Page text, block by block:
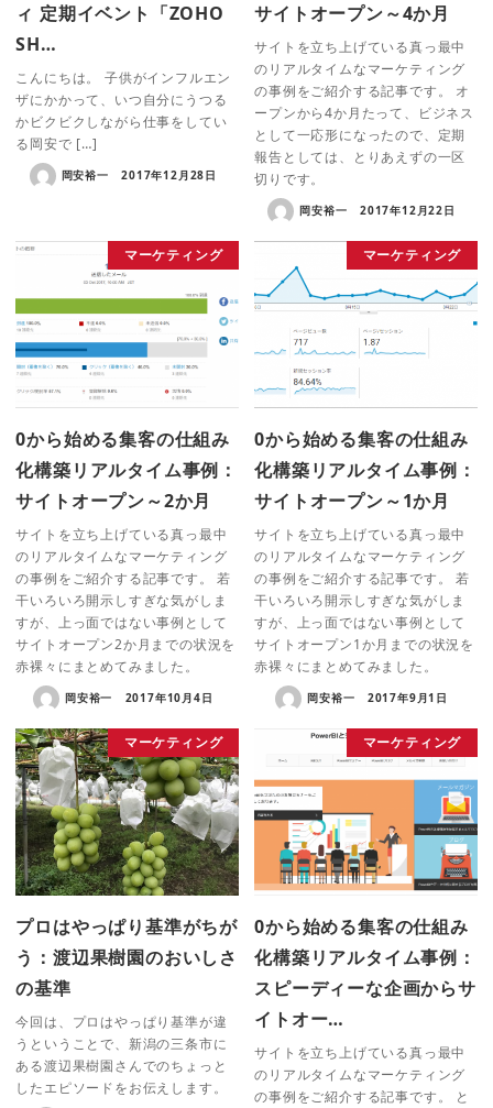
ィ 定期イベント「ZOHO
SH…
こんにちは。 子供がインフルエン
ザにかかって、いつ自分にうつる
かビクビクしながら仕事をしてい
る岡安で […]
岡安裕一 2017年12月28日
サイトオープン～4か月
サイトを立ち上げている真っ最中
のリアルタイムなマーケティング
の事例をご紹介する記事です。 オ
ープンから4か月たって、ビジネス
として一応形になったので、定期
報告としては、とりあえずの一区
切りです。
岡安裕一 2017年12月22日
マーケティング
0から始める集客の仕組み
化構築リアルタイム事例：
サイトオープン～2か月
サイトを立ち上げている真っ最中
のリアルタイムなマーケティング
の事例をご紹介する記事です。 若
干いろいろ開示しすぎな気がしま
すが、上っ面ではない事例として
サイトオープン2か月までの状況を
赤裸々にまとめてみました。
岡安裕一 2017年10月4日
マーケティング
0から始める集客の仕組み
化構築リアルタイム事例：
サイトオープン～1か月
サイトを立ち上げている真っ最中
のリアルタイムなマーケティング
の事例をご紹介する記事です。 若
干いろいろ開示しすぎな気がしま
すが、上っ面ではない事例として
サイトオープン1か月までの状況を
赤裸々にまとめてみました。
岡安裕一 2017年9月1日
マーケティング
プロはやっぱり基準がちが
う：渡辺果樹園のおいしさ
の基準
今回は、プロはやっぱり基準が違
うということで、新潟の三条市に
ある渡辺果樹園さんでのちょっと
したエピソードをお伝えします。
マーケティング
0から始める集客の仕組み
化構築リアルタイム事例：
スピーディーな企画からサ
イトオー…
サイトを立ち上げている真っ最中
のリアルタイムなマーケティング
の事例をご紹介する記事です。 と